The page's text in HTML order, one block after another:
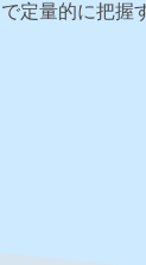
で定量的に把握